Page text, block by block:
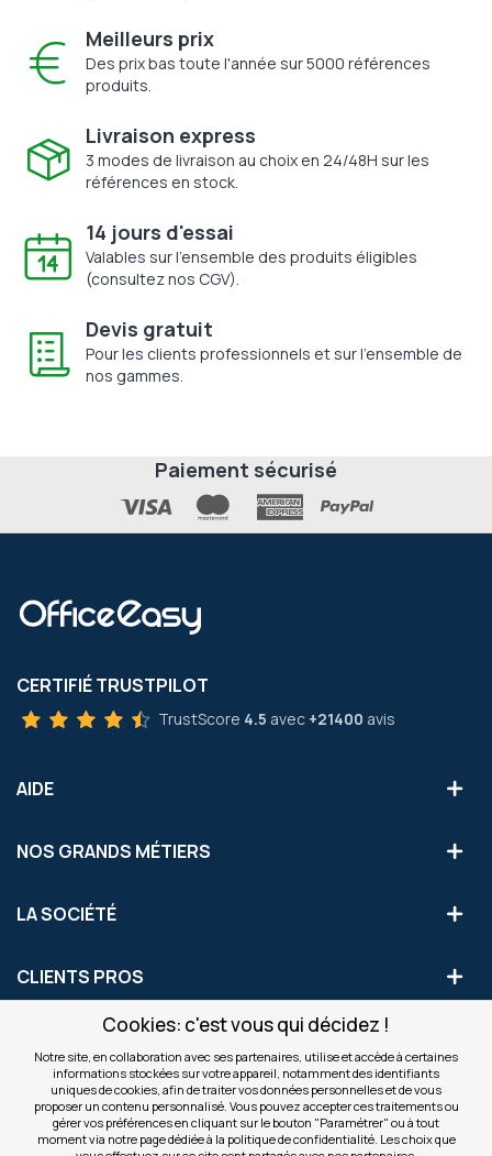
Cookies: c'est vous qui décidez !
Notre site, en collaboration avec ses partenaires, utilise et accède à certaines
informations stockées sur votre appareil, notamment des identifiants
uniques de cookies, afin de traiter vos données personnelles et de vous
proposer un contenu personnalisé. Vous pouvez accepter ces traitements ou
gérer vos préférences en cliquant sur le bouton "Paramétrer" ou à tout
moment via notre page dédiée à la politique de confidentialité. Les choix que
Meilleurs prix
Des prix bas toute l'année sur 5000 références
produits.
Livraison express
3 modes de livraison au choix en 24/48H sur les
références en stock.
14 jours d'essai
Valables sur l'ensemble des produits éligibles
(consultez nos CGV).
Devis gratuit
Pour les clients professionnels et sur l'ensemble de
nos gammes.
Paiement sécurisé
CERTIFIÉ TRUSTPILOT
TrustScore 4.5 avec +21400 avis
AIDE
NOS GRANDS MÉTIERS
LA SOCIÉTÉ
CLIENTS PROS
S'INSCRIRE AUX OFFRES COMMERCIALES
Inscription
notre
newsletter
Valider